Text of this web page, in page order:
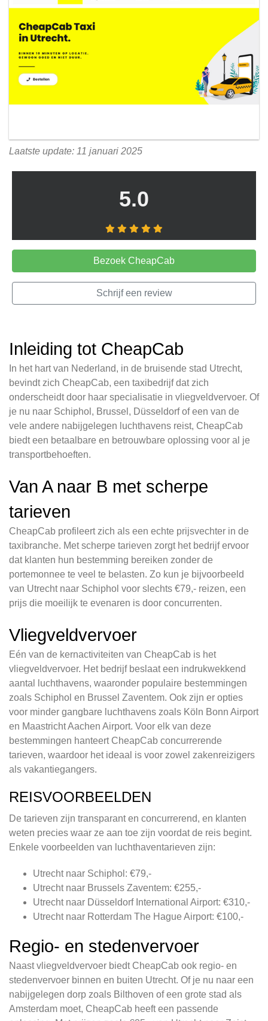
Laatste update: 11 januari 2025
5.0
Bezoek CheapCab
Schrijf een review
Inleiding tot CheapCab
In het hart van Nederland, in de bruisende stad Utrecht,
bevindt zich CheapCab, een taxibedrijf dat zich
onderscheidt door haar specialisatie in vliegveldvervoer. Of
je nu naar Schiphol, Brussel, Düsseldorf of een van de
vele andere nabijgelegen luchthavens reist, CheapCab
biedt een betaalbare en betrouwbare oplossing voor al je
transportbehoeften.
Van A naar B met scherpe
tarieven
CheapCab profileert zich als een echte prijsvechter in de
taxibranche. Met scherpe tarieven zorgt het bedrijf ervoor
dat klanten hun bestemming bereiken zonder de
portemonnee te veel te belasten. Zo kun je bijvoorbeeld
van Utrecht naar Schiphol voor slechts €79,- reizen, een
prijs die moeilijk te evenaren is door concurrenten.
Vliegveldvervoer
Eén van de kernactiviteiten van CheapCab is het
vliegveldvervoer. Het bedrijf beslaat een indrukwekkend
aantal luchthavens, waaronder populaire bestemmingen
zoals Schiphol en Brussel Zaventem. Ook zijn er opties
voor minder gangbare luchthavens zoals Köln Bonn Airport
en Maastricht Aachen Airport. Voor elk van deze
bestemmingen hanteert CheapCab concurrerende
tarieven, waardoor het ideaal is voor zowel zakenreizigers
als vakantiegangers.
REISVOORBEELDEN
De tarieven zijn transparant en concurrerend, en klanten
weten precies waar ze aan toe zijn voordat de reis begint.
Enkele voorbeelden van luchthaventarieven zijn:
Utrecht naar Schiphol: €79,-
Utrecht naar Brussels Zaventem: €255,-
Utrecht naar Düsseldorf International Airport: €310,-
Utrecht naar Rotterdam The Hague Airport: €100,-
Regio- en stedenvervoer
Naast vliegveldvervoer biedt CheapCab ook regio- en
stedenvervoer binnen en buiten Utrecht. Of je nu naar een
nabijgelegen dorp zoals Bilthoven of een grote stad als
Amsterdam moet, CheapCab heeft een passende